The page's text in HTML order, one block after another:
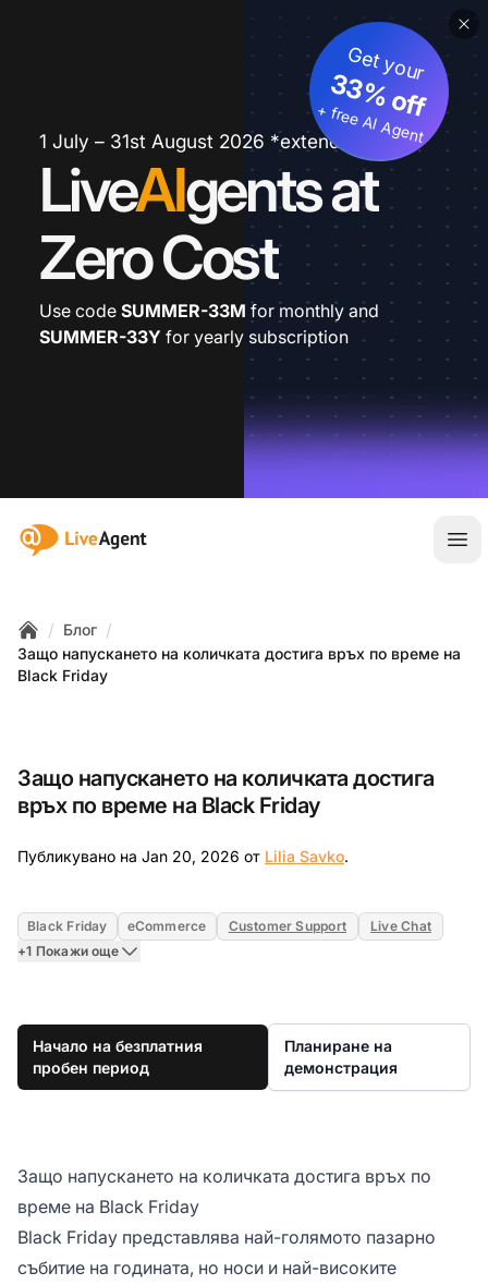
1 July – 31st August 2026 *extended
LiveAIgents at
Zero Cost
Get your
33% off
+ free AI Agent
Use code SUMMER-33M for monthly and
SUMMER-33Y for yearly subscription
:site.title
Home
/ Блог /
Защо напускането на количката достига връх по време на
Black Friday
Защо напускането на количката достига
връх по време на Black Friday
Публикувано на Jan 20, 2026 от Lilia Savko.
Black Friday eCommerce Customer Support
Live Chat
+1 Покажи още
Начало на безплатния
пробен период
Планиране на
демонстрация
Защо напускането на количката достига връх по
време на Black Friday
Black Friday представлява най-голямото пазарно
събитие на годината, но носи и най-високите